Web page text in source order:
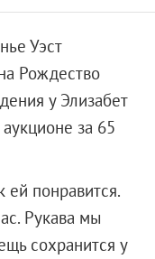
Уэст
Рождество
у Элизабет
за 65
понравится.
Рукава мы
сохранится у